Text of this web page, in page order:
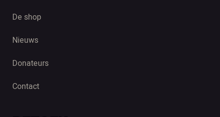
De shop
Nieuws
Donateurs
Contact